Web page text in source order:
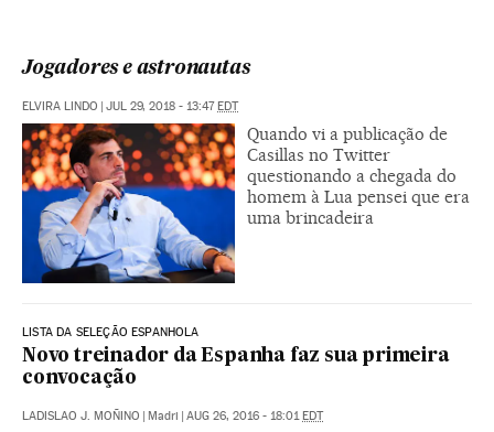
Jogadores e astronautas
ELVIRA LINDO JUL 29, 2018 - 13:47 EDT
Quando vi a publicação de
Casillas no Twitter
questionando a chegada do
homem à Lua pensei que era
uma brincadeira
LISTA DA SELEÇÃO ESPANHOLA
Novo treinador da Espanha faz sua primeira
convocação
LADISLAO J. MOÑINO Madri AUG 26, 2016 - 18:01 EDT